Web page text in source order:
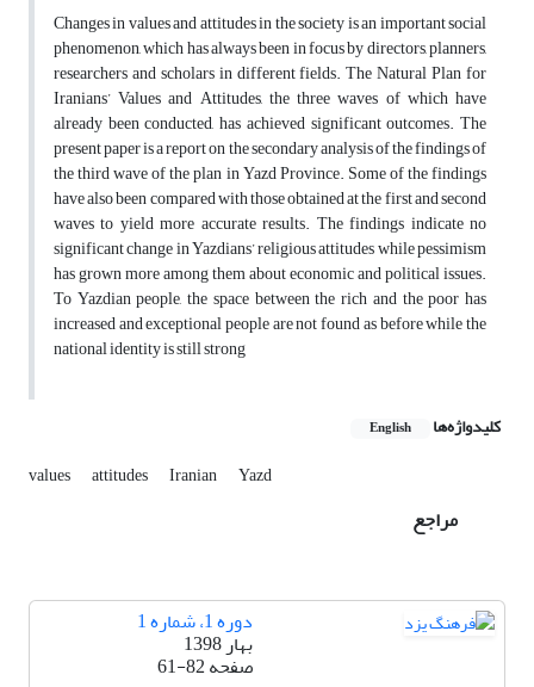
Changes in values and attitudes in the society is an important social
phenomenon, which has always been in focus by directors, planners,
researchers and scholars in different fields. The Natural Plan for
Iranians’ Values and Attitudes, the three waves of which have
already been conducted, has achieved significant outcomes. The
present paper is a report on the secondary analysis of the findings of
the third wave of the plan in Yazd Province. Some of the findings
have also been compared with those obtained at the first and second
waves to yield more accurate results. The findings indicate no
significant change in Yazdians’ religious attitudes while pessimism
has grown more among them about economic and political issues.
To Yazdian people, the space between the rich and the poor has
increased and exceptional people are not found as before while the
national identity is still strong
کلیدواژه‌ها English
values attitudes Iranian Yazd
مراجع
دوره 1، شماره 1
بهار 1398
صفحه61-82